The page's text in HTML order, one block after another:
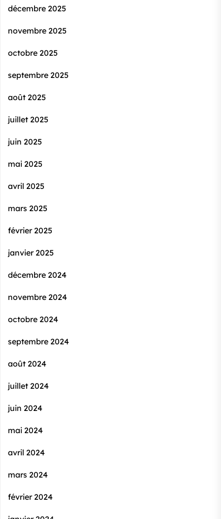
décembre 2025
novembre 2025
octobre 2025
septembre 2025
août 2025
juillet 2025
juin 2025
mai 2025
avril 2025
mars 2025
février 2025
janvier 2025
décembre 2024
novembre 2024
octobre 2024
septembre 2024
août 2024
juillet 2024
juin 2024
mai 2024
avril 2024
mars 2024
février 2024